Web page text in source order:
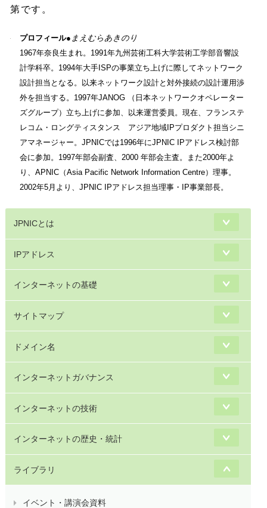
第です。
プロフィール● まえむらあきのり
1967年奈良生まれ。1991年九州芸術工科大学芸術工学部音響設
計学科卒。1994年大手ISPの事業立ち上げに際してネットワーク
設計担当となる。以来ネットワーク設計と対外接続の設計運用渉
外を担当する。1997年JANOG （日本ネットワークオペレーター
ズグループ）立ち上げに参加、以来運営委員。現在、フランステ
レコム・ロングティスタンス アジア地域IPプロダクト担当シニ
アマネージャー。JPNICでは1996年にJPNIC IPアドレス検討部
会に参加。1997年部会副査、2000 年部会主査。また2000年よ
り、APNIC（Asia Pacific Network Information Centre）理事。
2002年5月より、JPNIC IPアドレス担当理事・IP事業部長。
JPNICとは
IPアドレス
インターネットの基礎
サイトマップ
ドメイン名
インターネットガバナンス
インターネットの技術
インターネットの歴史・統計
ライブラリ
イベント・講演会資料